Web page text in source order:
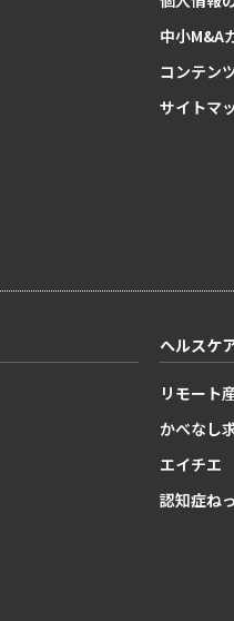
中小M&A
コンテン
サイトマ
ヘルスケ
リモート
かべなし
エイチエ
認知症ね